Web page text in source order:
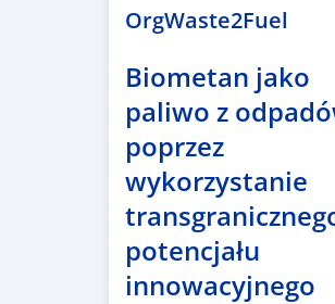
OrgWaste2Fuel
Biometan jako
paliwo z
poprzez
wykorzystanie
potencjału
innowacyjnego